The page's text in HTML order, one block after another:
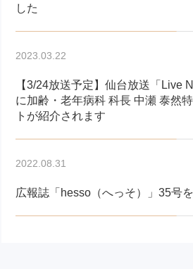
した
2023.03.22
【3/24放送予定】仙台放送「Live
に加齢・老年病科 科長 中瀬 泰然
トが紹介されます
2022.08.31
広報誌「hesso（へっそ）」35号